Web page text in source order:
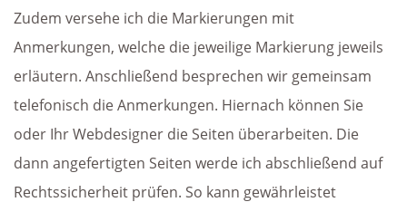
Zudem versehe ich die Markierungen mit
Anmerkungen, welche die jeweilige Markierung jeweils
erläutern. Anschließend besprechen wir gemeinsam
telefonisch die Anmerkungen. Hiernach können Sie
oder Ihr Webdesigner die Seiten überarbeiten. Die
dann angefertigten Seiten werde ich abschließend auf
Rechtssicherheit prüfen. So kann gewährleistet